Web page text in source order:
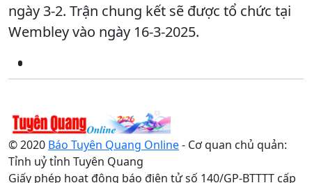
ngày 3-2. Trận chung kết sẽ được tổ chức tại
Wembley vào ngày 16-3-2025.
© 2020 Báo Tuyên Quang Online- Cơ quan chủ quản:
Tỉnh uỷ tỉnh Tuyên Quang
Giấy phép hoạt động báo điện tử số 140/GP-BTTTT cấp